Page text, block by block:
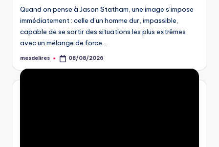
Quand on pense à Jason Statham, une image s’impose
immédiatement : celle d’un homme dur, impassible,
capable de se sortir des situations les plus extrêmes
avec un mélange de force…
Posted
mesdelires 08/08/2026